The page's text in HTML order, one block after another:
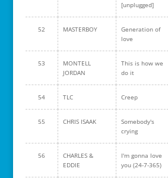
[unplugged]
52 MASTERBOY
Generation of
love
53
MONTELL
JORDAN
This is how we
do it
54 TLC Creep
55 CHRIS ISAAK
Somebody's
crying
56
CHARLES &
EDDIE
I'm gonna love
you (24-7-365)